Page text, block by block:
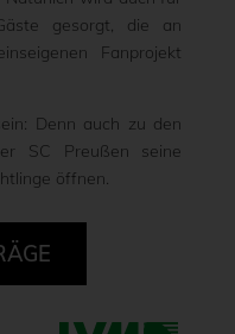
gesorgt, die an
Fanprojekt
Denn auch zu den
SC Preußen seine
öffnen.